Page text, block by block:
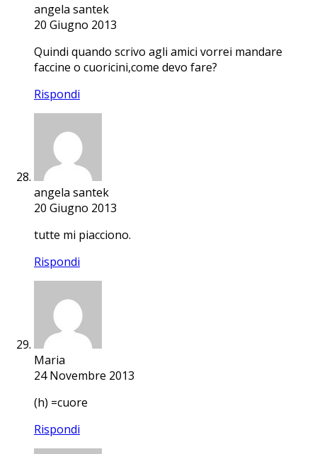
angela santek
20 Giugno 2013
Quindi quando scrivo agli amici vorrei mandare
faccine o cuoricini,come devo fare?
Rispondi
angela santek
20 Giugno 2013
tutte mi piacciono.
Rispondi
Maria
24 Novembre 2013
(h) =cuore
Rispondi